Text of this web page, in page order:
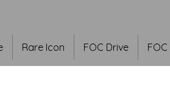
Rare Icon FOC Drive FOC